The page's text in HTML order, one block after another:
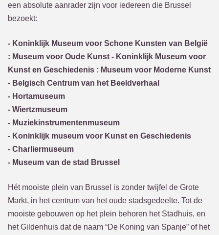
een absolute aanrader zijn voor iedereen die Brussel
bezoekt:
- Koninklijk Museum voor Schone Kunsten van België
: Museum voor Oude Kunst - Koninklijk Museum voor
Kunst en Geschiedenis : Museum voor Moderne Kunst
- Belgisch Centrum van het Beeldverhaal
- Hortamuseum
- Wiertzmuseum
- Muziekinstrumentenmuseum
- Koninklijk museum voor Kunst en Geschiedenis
- Charliermuseum
- Museum van de stad Brussel
Hét mooiste plein van Brussel is zonder twijfel de Grote
Markt, in het centrum van het oude stadsgedeelte. Tot de
mooiste gebouwen op het plein behoren het Stadhuis, en
het Gildenhuis dat de naam “De Koning van Spanje” of het